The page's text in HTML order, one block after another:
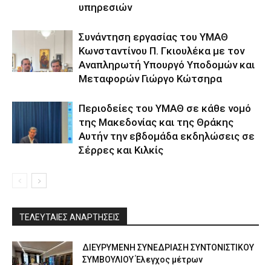
υπηρεσιών
Συνάντηση εργασίας του ΥΜΑΘ
Κωνσταντίνου Π. Γκιουλέκα με τον
Αναπληρωτή Υπουργό Υποδομών και
Μεταφορών Γιώργο Κώτσηρα
Περιοδείες του ΥΜΑΘ σε κάθε νομό
της Μακεδονίας και της Θράκης
Αυτήν την εβδομάδα εκδηλώσεις σε
Σέρρες και Κιλκίς
ΤΕΛΕΥΤΑΙΕΣ ΑΝΑΡΤΗΣΕΙΣ
ΔΙΕΥΡΥΜΕΝΗ ΣΥΝΕΔΡΙΑΣΗ ΣΥΝΤΟΝΙΣΤΙΚΟΥ
ΣΥΜΒΟΥΛΙΟΥ Έλεγχος μέτρων